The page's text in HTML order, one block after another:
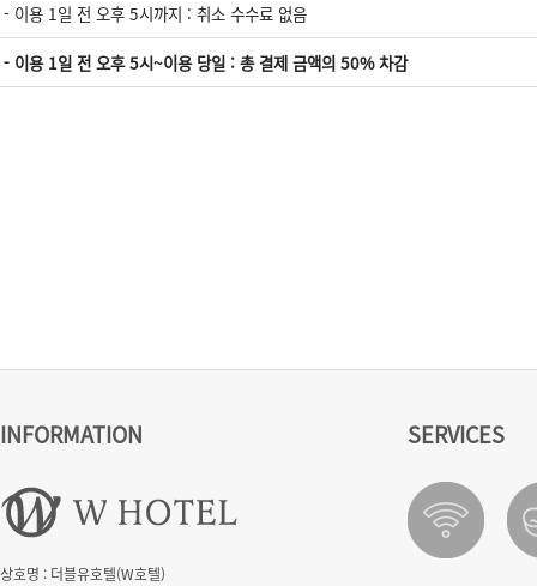
- 이용 1일 전 오후 5시까지 : 취소 수수료 없음
- 이용 1일 전 오후 5시~이용 당일 : 총 결제 금액의 50% 차감
INFORMATION
상호명 : 더블유호텔(W호텔)
SERVICES